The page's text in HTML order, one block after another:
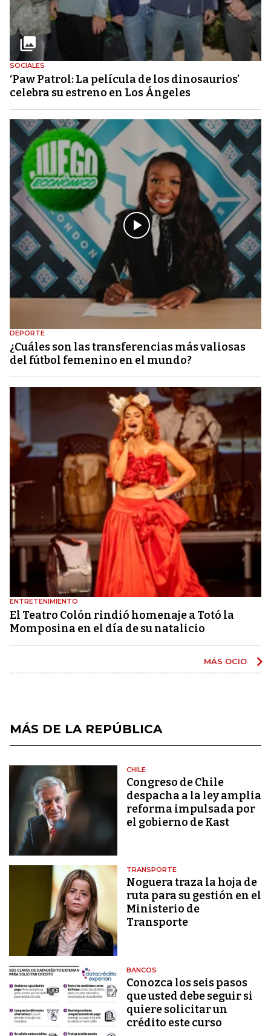
SOCIALES
‘Paw Patrol: La película de los dinosaurios’
celebra su estreno en Los Ángeles
DEPORTE
¿Cuáles son las transferencias más valiosas
del fútbol femenino en el mundo?
ENTRETENIMIENTO
El Teatro Colón rindió homenaje a Totó la
Momposina en el día de su natalicio
MÁS OCIO
MÁS DE LA REPÚBLICA
CHILE
Congreso de Chile
despacha a la ley amplia
reforma impulsada por
el gobierno de Kast
TRANSPORTE
Noguera traza la hoja de
ruta para su gestión en el
Ministerio de
Transporte
BANCOS
Conozca los seis pasos
que usted debe seguir si
quiere solicitar un
crédito este curso